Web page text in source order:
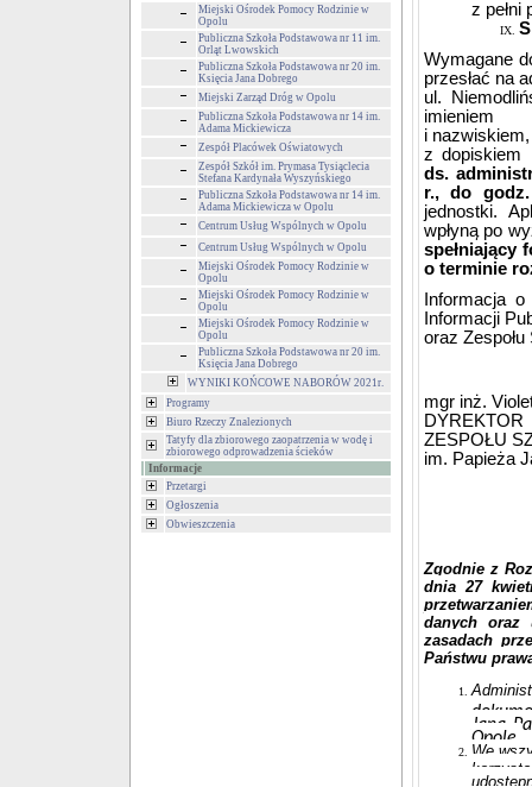
Miejski Ośrodek Pomocy Rodzinie w
Opolu
Publiczna Szkoła Podstawowa nr 11 im.
Orląt Lwowskich
Publiczna Szkoła Podstawowa nr 20 im.
Księcia Jana Dobrego
Miejski Zarząd Dróg w Opolu
Publiczna Szkoła Podstawowa nr 14 im.
Adama Mickiewicza
Zespół Placówek Oświatowych
Zespół Szkół im. Prymasa Tysiąclecia
Stefana Kardynała Wyszyńskiego
Publiczna Szkoła Podstawowa nr 14 im.
Adama Mickiewicza w Opolu
Centrum Usług Wspólnych w Opolu
Centrum Usług Wspólnych w Opolu
Miejski Ośrodek Pomocy Rodzinie w
Opolu
Miejski Ośrodek Pomocy Rodzinie w
Opolu
Miejski Ośrodek Pomocy Rodzinie w
Opolu
Publiczna Szkoła Podstawowa nr 20 im.
Księcia Jana Dobrego
WYNIKI KOŃCOWE NABORÓW 2021r.
Programy
Biuro Rzeczy Znalezionych
Tatyfy dla zbiorowego zaopatrzenia w wodę i
zbiorowego odprowadzenia ścieków
Informacje
Przetargi
Ogłoszenia
Obwieszczenia
z pełni
Wymagane
przesłać na
ul.
imieniem
i
z dopiskiem
ds.
r., do godz.
jednostki.
wpłyną po
spełniający
o terminie
Informacja
Informacji
oraz
mgr inż.
DYREKTOR
ZESPOŁU
im. Papieża
Zgodnie z
dnia 27
danych oraz
zasadach
Państwu
Jana
Opole.
We